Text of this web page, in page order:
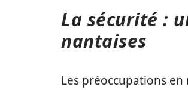
La sécurité :
nantaises
Les préoccupations